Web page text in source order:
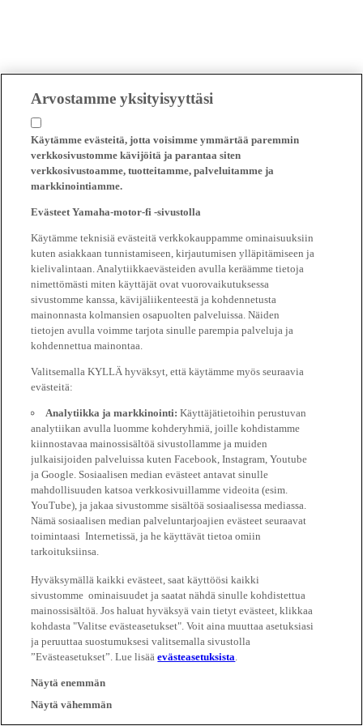
Arvostamme yksityisyyttäsi
Käytämme evästeitä, jotta voisimme ymmärtää paremmin
verkkosivustomme kävijöitä ja parantaa siten
verkkosivustoamme, tuotteitamme, palveluitamme ja
markkinointiamme.
Evästeet Yamaha-motor-fi -sivustolla
Käytämme teknisiä evästeitä verkkokauppamme ominaisuuksiin
kuten asiakkaan tunnistamiseen, kirjautumisen ylläpitämiseen ja
kielivalintaan. Analytiikkaevästeiden avulla keräämme tietoja
nimettömästi miten käyttäjät ovat vuorovaikutuksessa
sivustomme kanssa, kävijäliikenteestä ja kohdennetusta
mainonnasta kolmansien osapuolten palveluissa. Näiden
tietojen avulla voimme tarjota sinulle parempia palveluja ja
kohdennettua mainontaa.
Valitsemalla KYLLÄ hyväksyt, että käytämme myös seuraavia
evästeitä:
Analytiikka ja markkinointi:Käyttäjätietoihin perustuvan
analytiikan avulla luomme kohderyhmiä, joille kohdistamme
kiinnostavaa mainossisältöä sivustollamme ja muiden
julkaisijoiden palveluissa kuten Facebook, Instagram, Youtube
ja Google. Sosiaalisen median evästeet antavat sinulle
mahdollisuuden katsoa verkkosivuillamme videoita (esim.
YouTube), ja jakaa sivustomme sisältöä sosiaalisessa mediassa.
Nämä sosiaalisen median palveluntarjoajien evästeet seuraavat
toimintaasi Internetissä, ja he käyttävät tietoa omiin
tarkoituksiinsa.
Hyväksymällä kaikki evästeet, saat käyttöösi kaikki
sivustomme ominaisuudet ja saatat nähdä sinulle kohdistettua
mainossisältöä. Jos haluat hyväksyä vain tietyt evästeet, klikkaa
kohdasta "Valitse evästeasetukset". Voit aina muuttaa asetuksiasi
ja peruuttaa suostumuksesi valitsemalla sivustolla
”Evästeasetukset”. Lue lisääevästeasetuksista
Näytä enemmän
Näytä vähemmän